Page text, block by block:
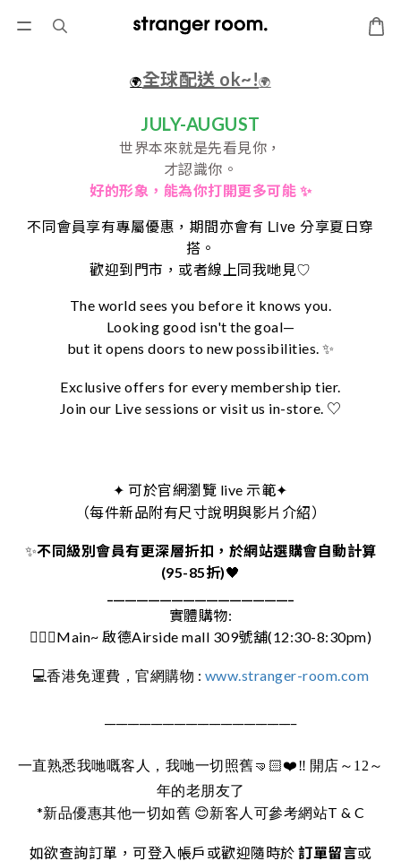
🌍全球配送 ok~!🌍
JULY-AUGUST
世界本來就是先看見你，
才認識你。
好的形象， 能為你打開更多可能 ✨
不同會員享有專屬優惠，期間亦會有 Live分享夏日穿
搭。
歡迎到門市，或者線上同我哋見♡
The world sees you before it knows you.
Looking good isn't the goal—
but it opens doors to new possibilities. ✨
Exclusive offers for every membership tier.
Join our Live sessions or visit us in-store. ♡
✦ 可於官網瀏覽 live 示範✦
（每件新品附有尺寸說明與影片介紹）
✨不同級別會員有更深層折扣，於網站選購會自動計算
(95-85折)🖤
實體購物:
🚶🏻‍♀️Main~ 啟德Airside mall 309號舖(12:30-8:30pm)
💻香港免運費，官網購物 : www.stranger-room.com
一直熟悉我哋嘅客人，我哋一切照舊🤜🏻❤️‼️ 開店～12～
年的老朋友了
*新品優惠其他一切如舊 😊新客人可參考網站T & C
如欲查詢訂單，可登入帳戶或歡迎隨時於 訂單留言或